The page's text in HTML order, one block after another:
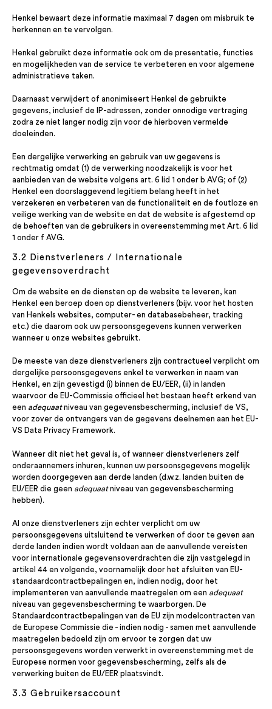
Henkel bewaart deze informatie maximaal 7 dagen om misbruik te
herkennen en te vervolgen.
Henkel gebruikt deze informatie ook om de presentatie, functies
en mogelijkheden van de service te verbeteren en voor algemene
administratieve taken.
Daarnaast verwijdert of anonimiseert Henkel de gebruikte
gegevens, inclusief de IP-adressen, zonder onnodige vertraging
zodra ze niet langer nodig zijn voor de hierboven vermelde
doeleinden.
Een dergelijke verwerking en gebruik van uw gegevens is
rechtmatig omdat (1) de verwerking noodzakelijk is voor het
aanbieden van de website volgens art. 6 lid 1 onder b AVG; of (2)
Henkel een doorslaggevend legitiem belang heeft in het
verzekeren en verbeteren van de functionaliteit en de foutloze en
veilige werking van de website en dat de website is afgestemd op
de behoeften van de gebruikers in overeenstemming met Art. 6 lid
1 onder f AVG.
3.2 Dienstverleners / Internationale
gegevensoverdracht
Om de website en de diensten op de website te leveren, kan
Henkel een beroep doen op dienstverleners (bijv. voor het hosten
van Henkels websites, computer- en databasebeheer, tracking
etc.) die daarom ook uw persoonsgegevens kunnen verwerken
wanneer u onze websites gebruikt.
De meeste van deze dienstverleners zijn contractueel verplicht om
dergelijke persoonsgegevens enkel te verwerken in naam van
Henkel, en zijn gevestigd (i) binnen de EU/EER, (ii) in landen
waarvoor de EU-Commissie officieel het bestaan heeft erkend van
een adequaatniveau van gegevensbescherming, inclusief de VS,
voor zover de ontvangers van de gegevens deelnemen aan het EU-
VS Data Privacy Framework.
Wanneer dit niet het geval is, of wanneer dienstverleners zelf
onderaannemers inhuren, kunnen uw persoonsgegevens mogelijk
worden doorgegeven aan derde landen (d.w.z. landen buiten de
EU/EER die geen adequaatniveau van gegevensbescherming
hebben).
Al onze dienstverleners zijn echter verplicht om uw
persoonsgegevens uitsluitend te verwerken of door te geven aan
derde landen indien wordt voldaan aan de aanvullende vereisten
voor internationale gegevensoverdrachten die zijn vastgelegd in
artikel 44 en volgende, voornamelijk door het afsluiten van EU-
standaardcontractbepalingen en, indien nodig, door het
implementeren van aanvullende maatregelen om een adequaat
niveau van gegevensbescherming te waarborgen. De
Standaardcontractbepalingen van de EU zijn modelcontracten van
de Europese Commissie die - indien nodig - samen met aanvullende
maatregelen bedoeld zijn om ervoor te zorgen dat uw
persoonsgegevens worden verwerkt in overeenstemming met de
Europese normen voor gegevensbescherming, zelfs als de
verwerking buiten de EU/EER plaatsvindt.
3.3 Gebruikersaccount